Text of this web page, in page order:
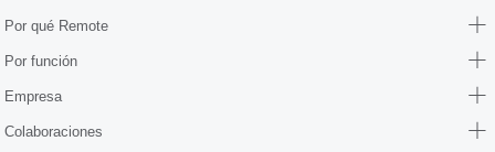
Por qué Remote
Por función
Empresa
Colaboraciones